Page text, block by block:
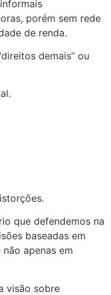
porém sem rede
de renda.
demais” ou
que defendemos na
baseadas em
apenas em
visão sobre